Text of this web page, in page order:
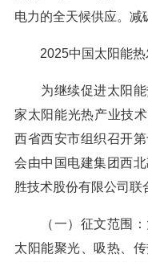
电力的全天候供应。减
2025中国太阳能热
为继续促进太阳能
家太阳能光热产业技
西省西安市组织召开
会由中国电建集团西
胜技术股份有限公司联
（一）征文范围：
太阳能聚光、吸热、